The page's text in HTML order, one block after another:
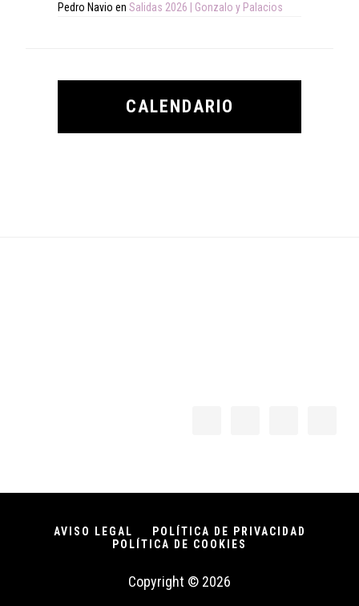
Pedro Navio en Salidas 2026 | Gonzalo y Palacios
CALENDARIO
AVISO LEGAL
POLÍTICA DE PRIVACIDAD
POLÍTICA DE COOKIES
Copyright © 2026